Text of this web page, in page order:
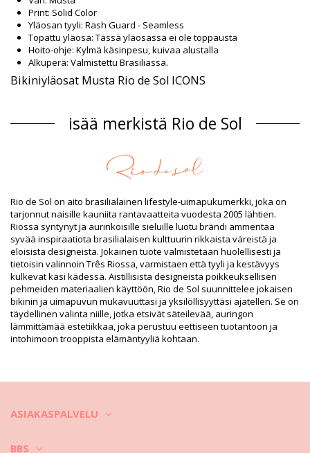
Print: Solid Color
Yläosan tyyli: Rash Guard - Seamless
Topattu yläosa: Tässä yläosassa ei ole toppausta
Hoito-ohje: Kylmä käsinpesu, kuivaa alustalla
Alkuperä: Valmistettu Brasiliassa.
Bikiniyläosat Musta Rio de Sol ICONS
Päällikankaan materiaali: 84% Biodegradable Nylon (AMNI
SOUL ECO), 16% Spandex (LYCRA) - OEKO-TEX - Chlorine
Vuori: 84% Polyamide, 16% Elastane - Oeko-Tex
UV Protection: UPF 50+
Osasto: Naiset, Bikiniyläosat
Paketti sisältää: 1 x Bikiniyläosat (Muut tarvikkeet eivät sisälly
toimitukseen)
HS CODE: 6112.41.0010
SKU: 1981119069
EAN: XS (7899810266446), S (7899810266453), M (7899810266460),
L (7899810266477), XL (7899810266484)
Paino: 55g / 0.12lb / 1.94oz
Retusoituja kuvia
Pesu- ja hoito-ohjeet
Hoito-ohjeet: Rio de Sol Nero Rash-Guard
kesän ajan, mutta miten se kestää useamman vuoden
Ensinnäkin: Vältä kovia pintoja. Kun haluat istua tai käydä maaten,
isää merkistä Rio de Sol
Rio de Sol on aito brasilialainen lifestyle-uimapukumerkki, joka on
tarjonnut naisille kauniita rantavaatteita vuodesta 2005 lähtien.
Riossa syntynyt ja aurinkoisille sieluille luotu brändi ammentaa
syvää inspiraatiota brasilialaisen kulttuurin rikkaista väreistä ja
eloisista designeista. Jokainen tuote valmistetaan huolellisesti ja
tietoisin valinnoin Três Riossa, varmistaen että tyyli ja kestävyys
kulkevat käsi kädessä. Aistillisista designeista poikkeuksellisen
pehmeiden materiaalien käyttöön, Rio de Sol suunnittelee jokaisen
bikinin ja uimapuvun mukavuuttasi ja yksilöllisyyttäsi ajatellen. Se on
täydellinen valinta niille, jotka etsivät säteilevää, auringon
lämmittämää estetiikkaa, joka perustuu eettiseen tuotantoon ja
intohimoon trooppista elämäntyyliä kohtaan.
ASIAKASPALVELU
BBS